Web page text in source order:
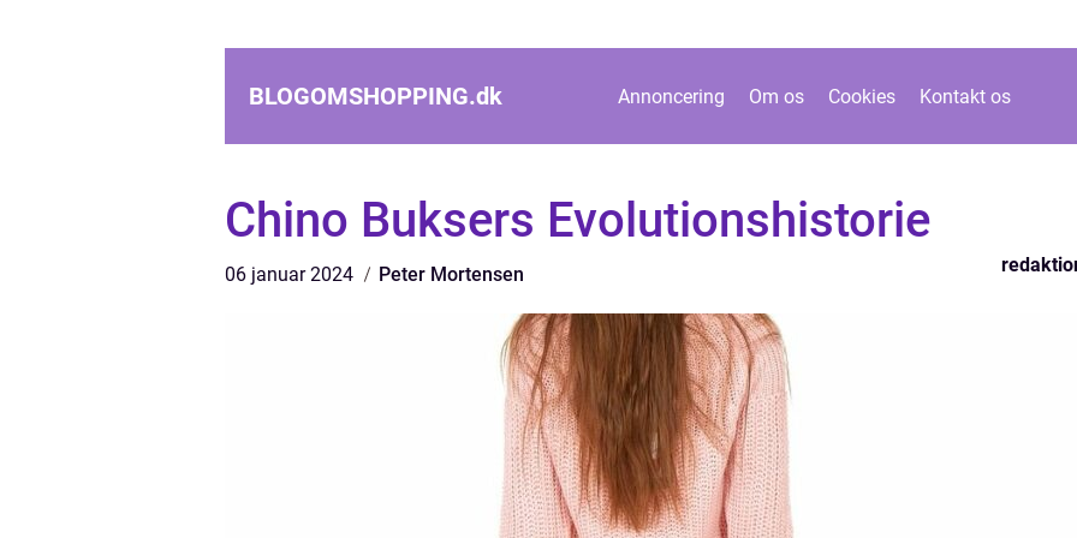
BLOGOMSHOPPING.dk Annoncering Om os Cookies Kontakt os
Chino Buksers Evolutionshistorie
06 januar 2024 Peter Mortensen